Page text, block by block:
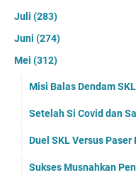
Juli (283)
Juni (274)
Mei (312)
Misi Balas Dendam
Setelah Si Covid dan
Duel SKL Versus
Sukses Musnahkan